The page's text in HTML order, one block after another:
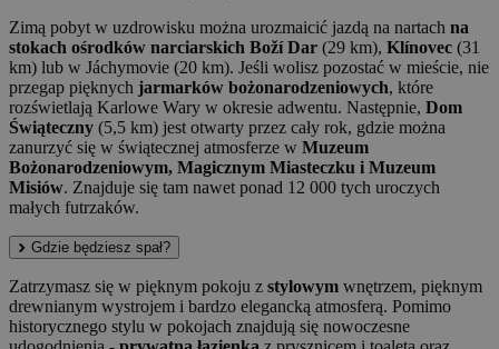
Zimą pobyt w uzdrowisku można urozmaicić jazdą na nartach na
stokach ośrodków narciarskich Boží Dar (29 km), Klínovec (31
km) lub w Jáchymovie (20 km). Jeśli wolisz pozostać w mieście, nie
przegap pięknych jarmarków bożonarodzeniowych, które
rozświetlają Karlowe Wary w okresie adwentu. Następnie, Dom
Świąteczny (5,5 km) jest otwarty przez cały rok, gdzie można
zanurzyć się w świątecznej atmosferze w Muzeum
Bożonarodzeniowym, Magicznym Miasteczku i Muzeum
Misiów. Znajduje się tam nawet ponad 12 000 tych uroczych
małych futrzaków.
Gdzie będziesz spał?
Zatrzymasz się w pięknym pokoju z stylowym wnętrzem, pięknym
drewnianym wystrojem i bardzo elegancką atmosferą. Pomimo
historycznego stylu w pokojach znajdują się nowoczesne